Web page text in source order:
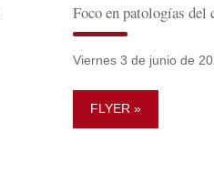
Foco en patologías del
Viernes 3 de junio de
FLYER »